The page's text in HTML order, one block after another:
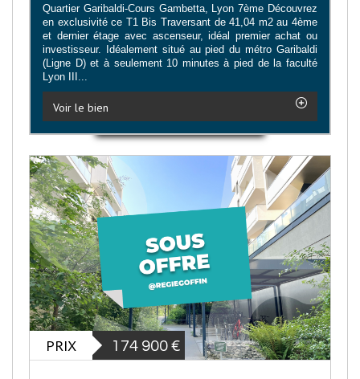
Quartier Garibaldi-Cours Gambetta, Lyon 7ème Découvrez
en exclusivité ce T1 Bis Traversant de 41,04 m2 au 4ème
et dernier étage avec ascenseur, idéal premier achat ou
investisseur. Idéalement situé au pied du métro Garibaldi
(Ligne D) et à seulement 10 minutes à pied de la faculté
Lyon III...
Voir le bien
PRIX 174 900 €